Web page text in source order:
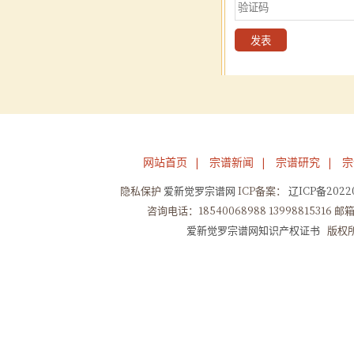
网站首页 宗谱新闻 宗谱研究
隐私保护 爱新觉罗宗谱网 ICP备案： 辽ICP备
咨询电话：18540068988 13998815316
爱新觉罗宗谱网知识产权证书版权